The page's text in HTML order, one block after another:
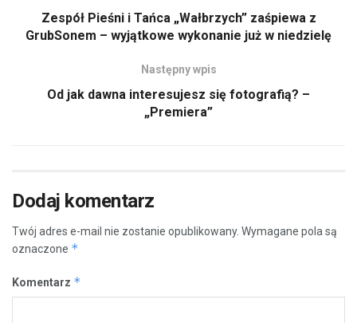
Zespół Pieśni i Tańca „Wałbrzych” zaśpiewa z
GrubSonem – wyjątkowe wykonanie już w niedzielę
Następny wpis
Od jak dawna interesujesz się fotografią? –
„Premiera”
Dodaj komentarz
Twój adres e-mail nie zostanie opublikowany. Wymagane pola są
oznaczone *
Komentarz *